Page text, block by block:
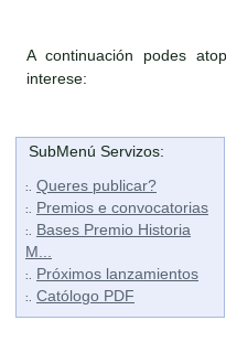
A continuación podes
interese:
SubMenú Servizos:
:. Queres publicar?
:. Premios e convocatorias
:.
Bases Premio Historia
M...
:. Próximos lanzamientos
:. Católogo PDF